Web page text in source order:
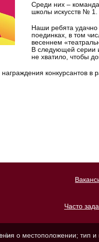
Среди них –
школы искусств № 1.
Наши ребята удачно
поединках, в том
весеннем
В следующей серии
не хватило, чтобы
конкурсантов в
Часто
1»
о местоположении; тип